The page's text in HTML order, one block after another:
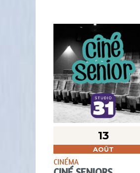
13
AOÛT
CINÉMA